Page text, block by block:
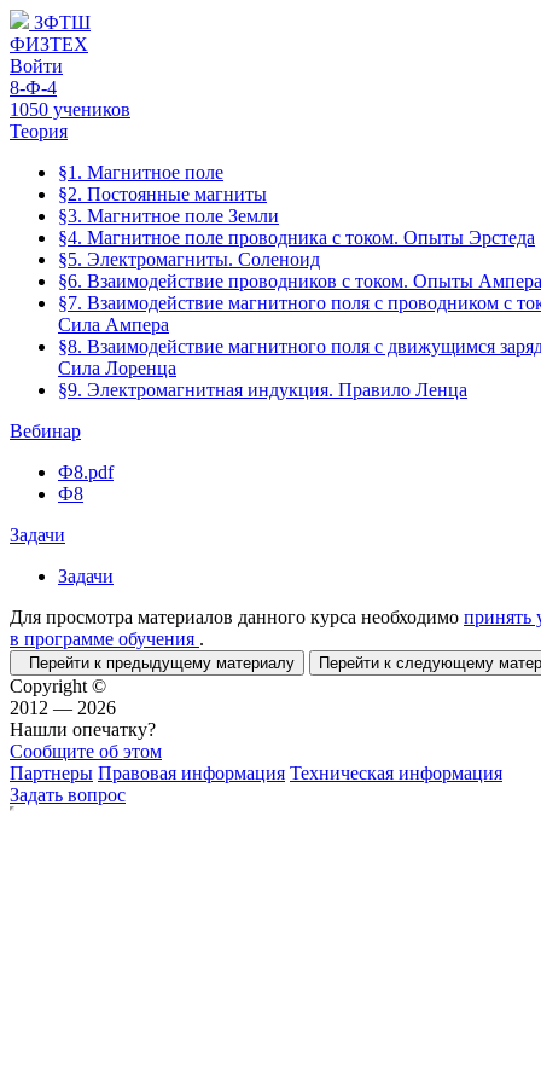
ЗФТШ
ФИЗТЕХ
Войти
8-Ф-4
1050 учеников
Теория
§1. Магнитное поле
§2. Постоянные магниты
§3. Магнитное поле Земли
§4. Магнитное поле проводника с током. Опыты Эрстеда
§5. Электромагниты. Соленоид
§6. Взаимодействие проводников с током. Опыты Ампера
§7. Взаимодействие магнитного поля с проводником с
Сила Ампера
§8. Взаимодействие магнитного поля с движущимся
Сила Лоренца
§9. Электромагнитная индукция. Правило Ленца
Вебинар
Ф8.pdf
Ф8
Задачи
Задачи
Для просмотра материалов данного курса необходимо принять
в программе обучения .
Перейти к предыдущему материалу Перейти к следующему
Copyright ©
2012 — 2026
Нашли опечатку?
Сообщите об этом
Партнеры Правовая информация Техническая информация
Задать вопрос